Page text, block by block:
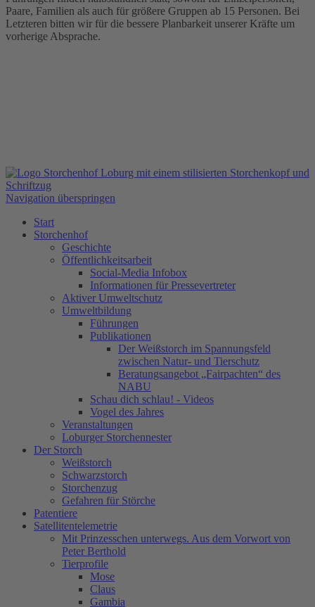
Paare, Familien als auch für größere Gruppen ab 15 Personen. Bei
Letzteren bitten wir für die bessere Planbarkeit unserer Kräfte um
vorherige Absprache.
Navigation überspringen
Start
Storchenhof
Geschichte
Öffentlichkeitsarbeit
Social-Media Infobox
Informationen für Pressevertreter
Aktiver Umweltschutz
Umweltbildung
Führungen
Publikationen
Der Weißstorch im Spannungsfeld
zwischen Natur- und Tierschutz
Beratungsangebot „Fairpachten“ des
NABU
Schau dich schlau! - Videos
Vogel des Jahres
Veranstaltungen
Loburger Storchennester
Der Storch
Weißstorch
Schwarzstorch
Storchenzug
Gefahren für Störche
Patentiere
Satellitentelemetrie
Mit Prinzesschen unterwegs. Aus dem Vorwort von
Peter Berthold
Tierprofile
Mose
Claus
Gambia